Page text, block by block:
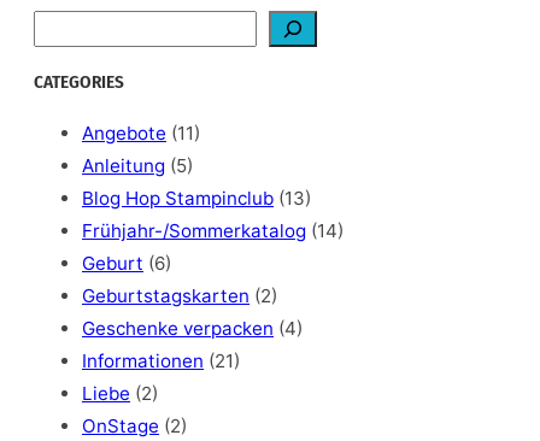
e
a
CATEGORIES
Angebote (11)
Anleitung (5)
Blog Hop Stampinclub (13)
Frühjahr-/Sommerkatalog (14)
Geburt (6)
Geburtstagskarten (2)
Geschenke verpacken (4)
Informationen (21)
Liebe (2)
OnStage (2)